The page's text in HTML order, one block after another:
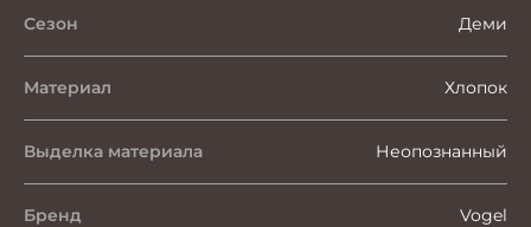
Сезон Деми
Материал Хлопок
Выделка материала Неопознанный
Бренд Vogel